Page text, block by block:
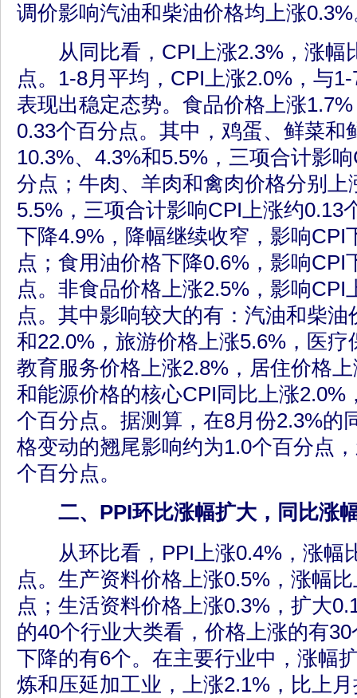
调价影响汽油和柴油价格均上涨
从同比看，CPI上涨2.3%，涨幅
点。1-8月平均，CPI上涨2.0%，与
表现出稳定态势。食品价格上涨
0.33个百分点。其中，鸡蛋、鲜菜和
10.3%、4.3%和5.5%，三项合计影
分点；牛肉、羊肉和禽肉价格分别上
5.5%，三项合计影响CPI上涨约0.13
下降4.9%，降幅继续收窄，影响CPI
点；食用油价格下降0.6%，影响CPI
点。非食品价格上涨2.5%，影响CPI
点。其中影响较大的有：汽油和柴油
和22.0%，旅游价格上涨5.6%，医
教育服务价格上涨2.8%，居住价格
和能源价格的核心CPI同比上涨2.0%
个百分点。据测算，在8月份2.3%的
格变动的翘尾影响约为1.0个百分点
个百分点。
二、PPI环比涨幅扩大，同比涨
从环比看，PPI上涨0.4%，涨幅
点。生产资料价格上涨0.5%，涨幅
点；生活资料价格上涨0.3%，扩大
的40个行业大类看，价格上涨的有
下降的有6个。在主要行业中，涨幅
炼和压延加工业，上涨2.1%，比上